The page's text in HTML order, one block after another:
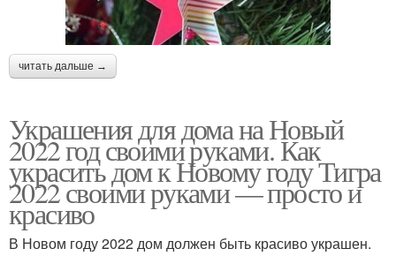
читать дальше →
Украшения для дома на Новый
2022 год своими руками. Как
украсить дом к Новому году Тигра
2022 своими руками — просто и
красиво
В Новом году 2022 дом должен быть красиво украшен.